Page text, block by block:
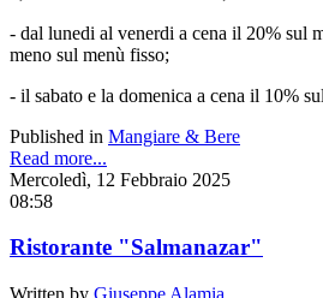
- dal lunedi al venerdi a cena il 20% sul
meno sul menù fisso;
- il sabato e la domenica a cena il 10%
Published in Mangiare & Bere
Read more...
Mercoledì, 12 Febbraio 2025
08:58
Ristorante "Salmanazar"
Written by Giuseppe Alamia